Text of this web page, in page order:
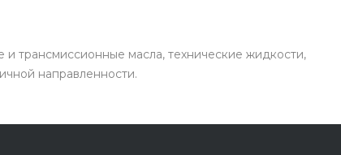
трансмиссионные масла, технические жидкости,
направленности.